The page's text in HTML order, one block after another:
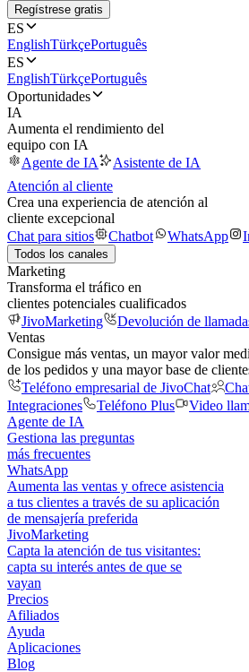
Regístrese gratis
ES
EnglishTürkçePortuguês
ES
EnglishTürkçePortuguês
Oportunidades
IA
Aumenta el rendimiento del
equipo con IA
Agente de IA
Asistente de IA
Atención al cliente
Crea una experiencia de atención al
cliente excepcional
Chat para sitios
Chatbot WhatsApp
Todos los canales
Marketing
Transforma el tráfico en
clientes potenciales cualificados
JivoMarketing
Devolución de
Ventas
Consigue más ventas, un mayor valor
de los pedidos y una mayor base de
Teléfono empresarial de JivoChat
Integraciones
Teléfono Plus Video
Agente de IA
Gestiona las preguntas
más frecuentes
WhatsApp
Aumenta las ventas y ofrece asistencia
a tus clientes a través de su aplicación
de mensajería preferida
JivoMarketing
Capta la atención de tus visitantes:
capta su interés antes de que se
vayan
Precios
Afiliados
Ayuda
Aplicaciones
Blog